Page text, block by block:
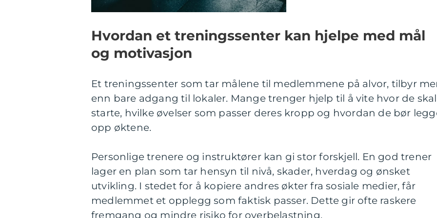
Hvordan et treningssenter kan hjelpe med mål
og motivasjon
Et treningssenter som tar målene til medlemmene på alvor, tilbyr
enn bare adgang til lokaler. Mange trenger hjelp til å vite hvor de skal
starte, hvilke øvelser som passer deres kropp og hvordan de bør
opp øktene.
Personlige trenere og instruktører kan gi stor forskjell. En god trener
lager en plan som tar hensyn til nivå, skader, hverdag og ønsket
utvikling. I stedet for å kopiere andres økter fra sosiale medier, får
medlemmet et opplegg som faktisk passer. Dette gir ofte raskere
fremgang og mindre risiko for overbelastning.